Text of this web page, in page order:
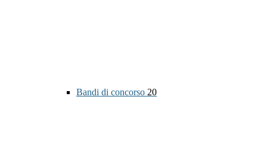
Bandi di concorso 20